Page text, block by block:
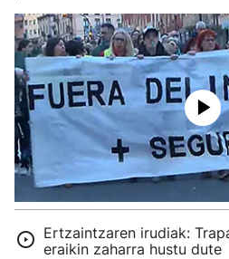
Ertzaintzaren irudiak:
eraikin zaharra hustu dute